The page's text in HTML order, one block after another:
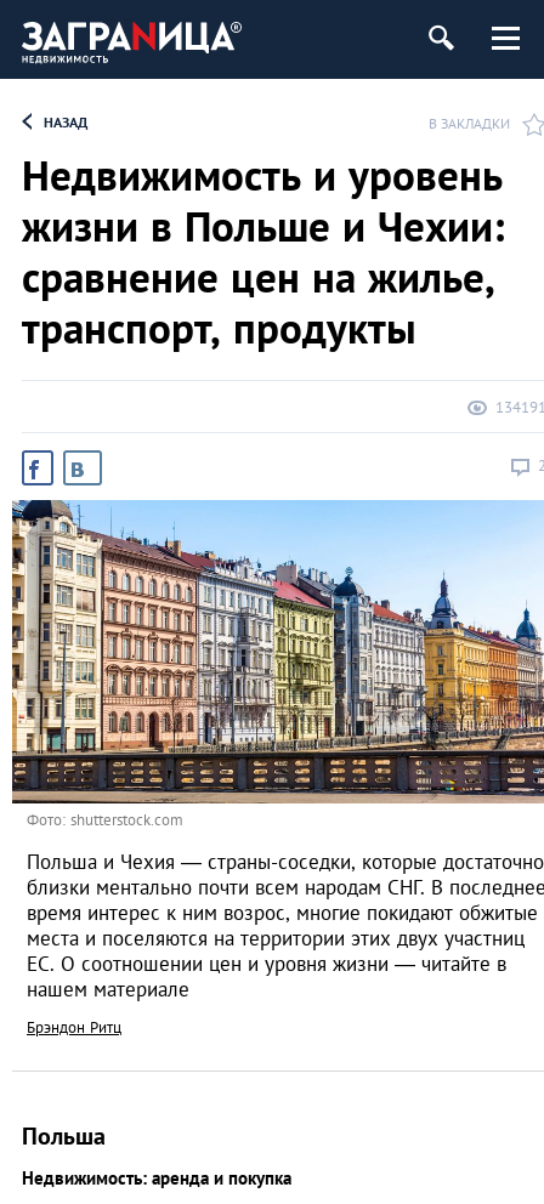
НАЗАД В ЗАКЛАДКИ
Недвижимость и уровень
жизни в Польше и Чехии:
сравнение цен на жилье,
транспорт, продукты
Фото: shutterstock.com
Польша и Чехия — страны-соседки, которые достаточно
близки ментально почти всем народам СНГ. В
время интерес к ним возрос, многие покидают обжитые
места и поселяются на территории этих двух участниц
ЕС. О соотношении цен и уровня жизни — читайте в
нашем материале
Брэндон Ритц
Польша
Недвижимость: аренда и покупка